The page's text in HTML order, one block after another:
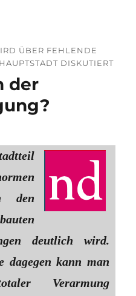
ÜBER FEHLENDE
DISKUTIERT
der
den
deutlich wird.
dagegen kann man
Verarmung